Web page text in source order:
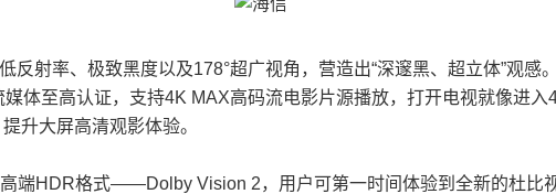
射率、极致黑度以及178°超广视角，营造出“深邃黑、超立体”观感
体至高认证，支持4K MAX高码流电影片源播放，打开电视就像进
升大屏高清观影体验。
端HDR格式——Dolby Vision 2，用户可第一时间体验到全新的杜比